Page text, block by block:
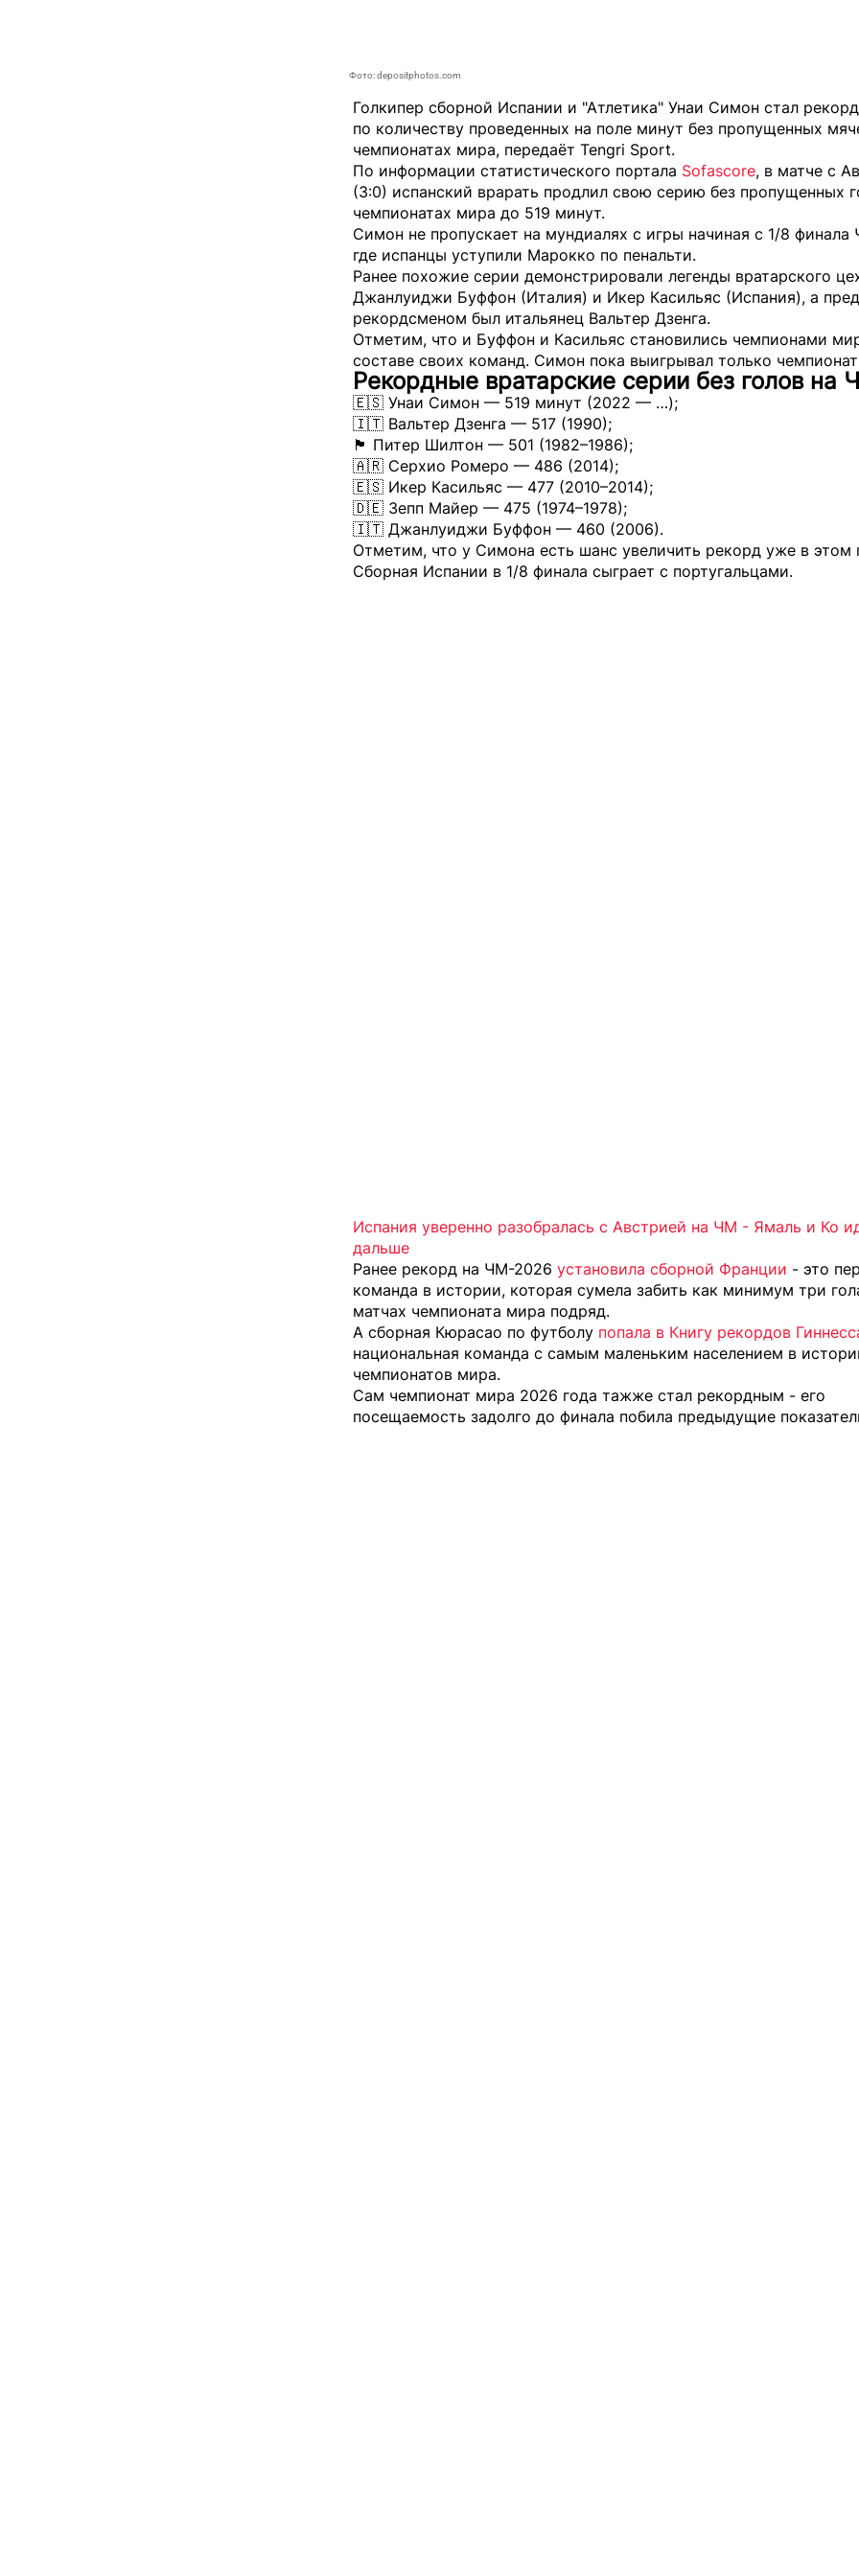
Фото: depositphotos.com
Голкипер сборной Испании и "Атлетика" Унаи Симон стал
по количеству проведенных на поле минут без пропущенных
чемпионатах мира, передаёт Tengri Sport.
По информации статистического портала Sofascore, в матче с
(3:0) испанский врарать продлил свою серию без пропущенных
чемпионатах мира до 519 минут.
Симон не пропускает на мундиалях с игры начиная с 1/8
где испанцы уступили Марокко по пенальти.
Ранее похожие серии демонстрировали легенды вратарского
Джанлуиджи Буффон (Италия) и Икер Касильяс (Испания), а
рекордсменом был итальянец Вальтер Дзенга.
Отметим, что и Буффон и Касильяс становились чемпионами
составе своих команд. Симон пока выигрывал только
Рекордные вратарские серии без голов на
🇪🇸 Унаи Симон — 519 минут (2022 — …);
🇮🇹 Вальтер Дзенга — 517 (1990);
🏴󠁧󠁢󠁥󠁮󠁧󠁿 Питер Шилтон — 501 (1982–1986);
🇦🇷 Серхио Ромеро — 486 (2014);
🇪🇸 Икер Касильяс — 477 (2010–2014);
🇩🇪 Зепп Майер — 475 (1974–1978);
🇮🇹 Джанлуиджи Буффон — 460 (2006).
Отметим, что у Симона есть шанс увеличить рекорд уже в этом
Сборная Испании в 1/8 финала сыграет с португальцами.
Испания уверенно разобралась с Австрией на ЧМ - Ямаль и Ко
дальше
Ранее рекорд на ЧМ-2026 установила сборной Франции - это
команда в истории, которая сумела забить как минимум три
матчах чемпионата мира подряд.
А сборная Кюрасао по футболу попала в Книгу рекордов
национальная команда с самым маленьким населением в
чемпионатов мира.
Сам чемпионат мира 2026 года тажже стал рекордным - его
посещаемость задолго до финала побила предыдущие